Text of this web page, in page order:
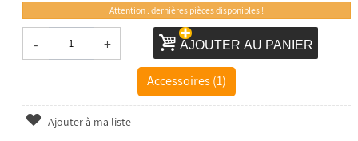
Attention : dernières pièces disponibles !
- + AJOUTER AU PANIER
Accessoires (1)
Ajouter à ma liste